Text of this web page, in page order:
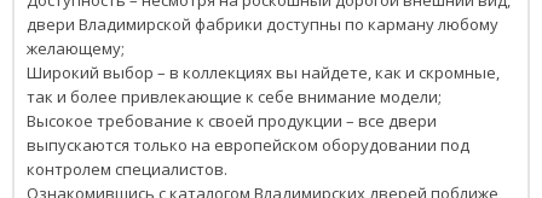
двери Владимирской фабрики доступны по карману любому
желающему;
Широкий выбор – в коллекциях вы найдете, как и скромные,
так и более привлекающие к себе внимание модели;
Высокое требование к своей продукции – все двери
выпускаются только на европейском оборудовании под
контролем специалистов.
Ознакомившись с каталогом Владимирских дверей поближе,